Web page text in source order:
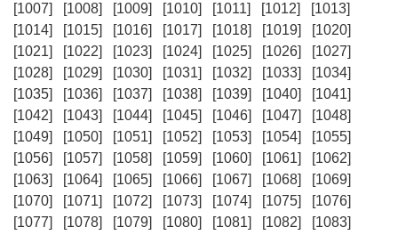
[1007]
[1008] [1009] [1010] [1011] [1012]
[1013]
[1014]
[1015] [1016] [1017] [1018] [1019]
[1020]
[1021]
[1022] [1023] [1024] [1025] [1026]
[1027]
[1028]
[1029] [1030] [1031] [1032] [1033]
[1034]
[1035]
[1036] [1037] [1038] [1039] [1040]
[1041]
[1042]
[1043] [1044] [1045] [1046] [1047]
[1048]
[1049]
[1050] [1051] [1052] [1053] [1054]
[1055]
[1056]
[1057] [1058] [1059] [1060] [1061]
[1062]
[1063]
[1064] [1065] [1066] [1067] [1068]
[1069]
[1070]
[1071] [1072] [1073] [1074] [1075]
[1076]
[1077]
[1078] [1079] [1080] [1081] [1082]
[1083]